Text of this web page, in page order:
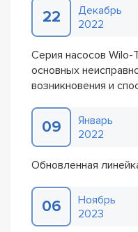
22
Декабрь
2022
Серия насосов Wilo-
основных
возникновения и
09
Январь
2022
Обновленная
06
Ноябрь
2023